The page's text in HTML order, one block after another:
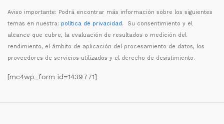
Aviso importante: Podrá encontrar más información sobre los siguientes
temas en nuestra: política de privacidad. Su consentimiento y el
alcance que cubre, la evaluación de resultados o medición del
rendimiento, el ámbito de aplicación del procesamiento de datos, los
proveedores de servicios utilizados y el derecho de desistimiento.
[mc4wp_form id=1439771]